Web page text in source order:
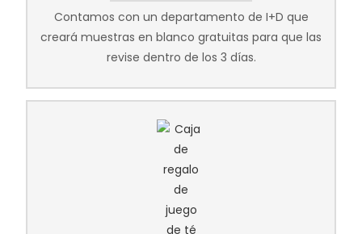
Contamos con un departamento de I+D que
creará muestras en blanco gratuitas para que las
revise dentro de los 3 días.